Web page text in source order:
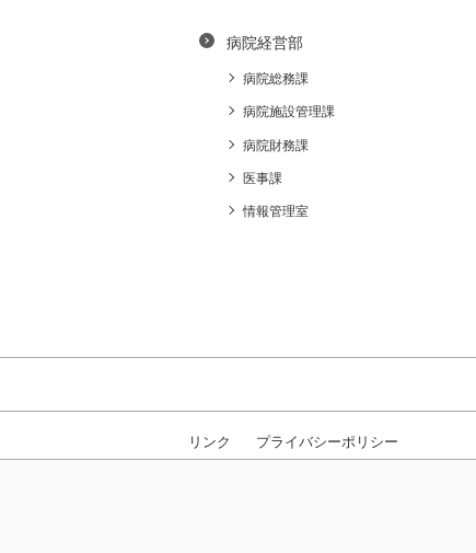
病院経営部
病院総務課
病院施設管理課
病院財務課
医事課
情報管理室
リンク プライバシーポリシー